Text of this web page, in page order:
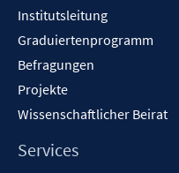
Institutsleitung
Graduiertenprogramm
Befragungen
Projekte
Wissenschaftlicher Beirat
Services